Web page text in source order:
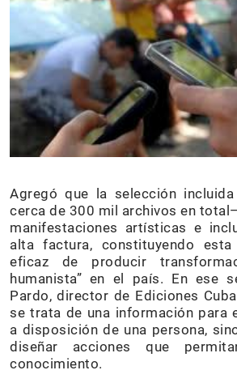
Agregó que la selección
cerca de 300 mil archivos en
manifestaciones artísticas e
alta factura, constituyendo
eficaz de producir
humanista” en el país. En ese
Pardo, director de Ediciones
se trata de una información para
a disposición de una persona,
diseñar acciones que
conocimiento.